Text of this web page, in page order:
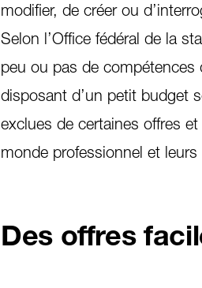
modifier, de créer ou
Selon l’Office fédéral de la
peu ou pas de
disposant d’un petit budget
exclues de certaines offres
monde professionnel et
Des offres